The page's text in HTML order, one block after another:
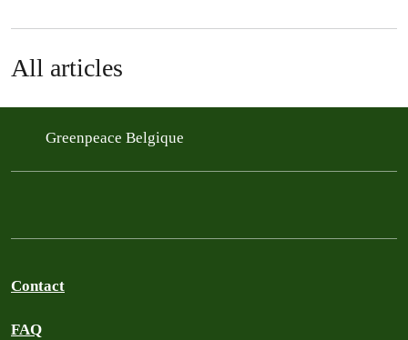
All articles
Greenpeace Belgique
Contact
FAQ